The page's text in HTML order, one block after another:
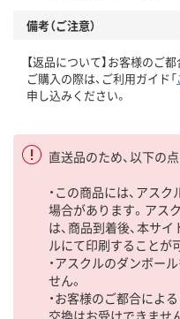
備考（ご注意）
【返品について】お客様のご
ご購入の際は、ご利用ガイド「
申し込みください。
直送品のため、以下の
・この商品には、アス
場合があります。アス
は、商品到着後、本サ
ルにて印刷することが
・アスクルのダンボー
せん。
・お客様のご都合によ
交換はお受けできませ